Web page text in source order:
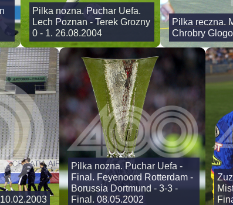
Pilka nozna. Puchar Uefa.
Lech Poznan - Terek Grozny
0 - 1. 26.08.2004
Pilka reczna.
Chrobry
Pilka nozna. Puchar Uefa -
Final. Feyenoord Rotterdam -
Borussia Dortmund - 3-3 -
Final. 08.05.2002